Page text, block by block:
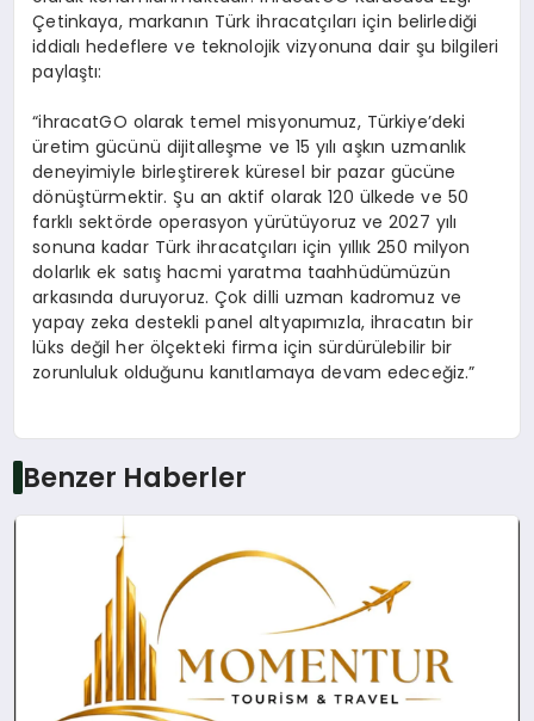
Çetinkaya, markanın Türk ihracatçıları için belirlediği
iddialı hedeflere ve teknolojik vizyonuna dair şu bilgileri
paylaştı:
“ihracatGO olarak temel misyonumuz, Türkiye’deki
üretim gücünü dijitalleşme ve 15 yılı aşkın uzmanlık
deneyimiyle birleştirerek küresel bir pazar gücüne
dönüştürmektir. Şu an aktif olarak 120 ülkede ve 50
farklı sektörde operasyon yürütüyoruz ve 2027 yılı
sonuna kadar Türk ihracatçıları için yıllık 250 milyon
dolarlık ek satış hacmi yaratma taahhüdümüzün
arkasında duruyoruz. Çok dilli uzman kadromuz ve
yapay zeka destekli panel altyapımızla, ihracatın bir
lüks değil her ölçekteki firma için sürdürülebilir bir
zorunluluk olduğunu kanıtlamaya devam edeceğiz.”
Benzer Haberler